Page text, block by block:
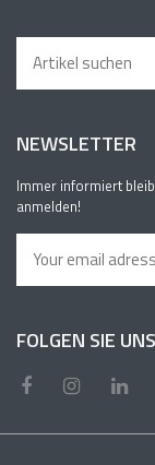
NEWSLETTER
Immer informiert
anmelden!
FOLGEN SIE UNS